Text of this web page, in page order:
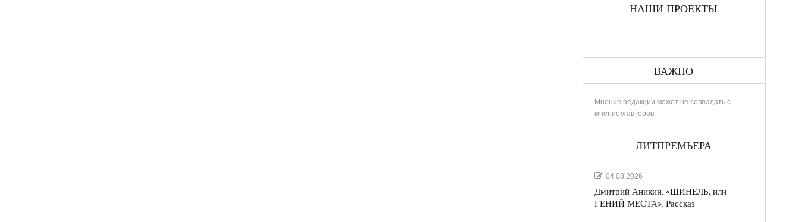
НАШИ ПРОЕКТЫ
ВАЖНО
Мнение редакции может не совпадать с
мнением авторов
ЛИТПРЕМЬЕРА
04.08.2026
Дмитрий Аникин. «ШИНЕЛЬ, или
ГЕНИЙ МЕСТА». Рассказ